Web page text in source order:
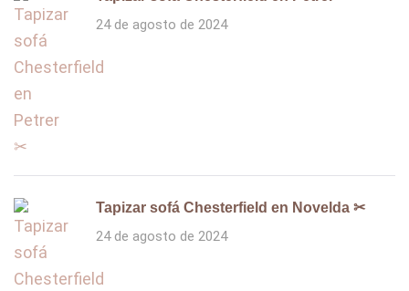
24 de agosto de 2024
Tapizar sofá Chesterfield en Novelda ✂
24 de agosto de 2024